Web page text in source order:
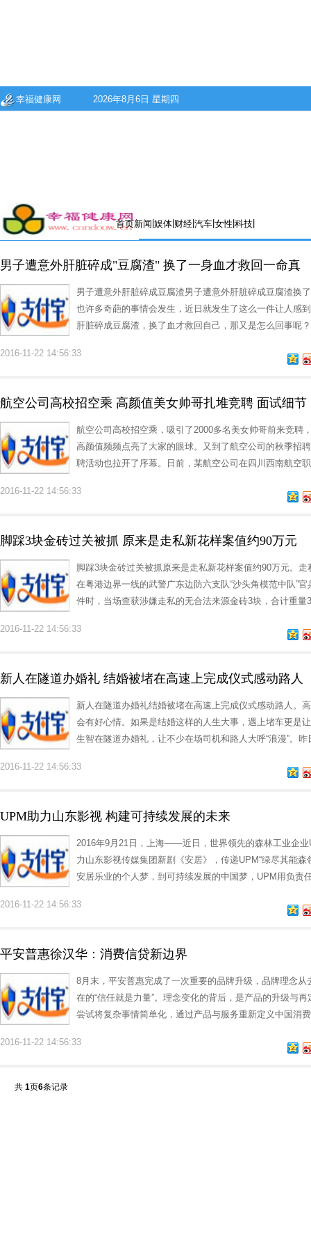
幸福健康网 2026年8月6日 星期四
首页新闻 娱体 财经 汽车 女性 科技
男子遭意外肝脏碎成"豆腐渣" 换了一身血才救回一命真
男子遭意外肝脏碎成豆腐渣男子遭意外肝脏碎成豆腐渣换
也许多奇葩的事情会发生，近日就发生了这么一件让人感
肝脏碎成豆腐渣，换了血才救回自己，那又是怎么回事呢
2016-11-22 14:56:33
航空公司高校招空乘 高颜值美女帅哥扎堆竞聘 面试细节
航空公司高校招空乘，吸引了2000多名美女帅哥前来竞聘
高颜值频频点亮了大家的眼球。又到了航空公司的秋季招
聘活动也拉开了序幕。日前，某航空公司在四川西南航空
2016-11-22 14:56:33
脚踩3块金砖过关被抓 原来是走私新花样案值约90万元
脚踩3块金砖过关被抓原来是走私新花样案值约90万元。
在粤港边界一线的武警广东边防六支队“沙头角模范中队”
件时，当场查获涉嫌走私的无合法来源金砖3块，合计重量
2016-11-22 14:56:33
新人在隧道办婚礼 结婚被堵在高速上完成仪式感动路人
新人在隧道办婚礼结婚被堵在高速上完成仪式感动路人。
会有好心情。如果是结婚这样的人生大事，遇上堵车更是
生智在隧道办婚礼，让不少在场司机和路人大呼“浪漫”。
2016-11-22 14:56:33
UPM助力山东影视 构建可持续发展的未来
2016年9月21日，上海——近日，世界领先的森林工业企业
力山东影视传媒集团新剧《安居》，传递UPM“绿尽其能
安居乐业的个人梦，到可持续发展的中国梦，UPM用负责
2016-11-22 14:56:33
平安普惠徐汉华：消费信贷新边界
8月末，平安普惠完成了一次重要的品牌升级，品牌理念从
在的“信任就是力量”。理念变化的背后，是产品的升级与
尝试将复杂事情简单化，通过产品与服务重新定义中国消
2016-11-22 14:56:33
共 1页6条记录